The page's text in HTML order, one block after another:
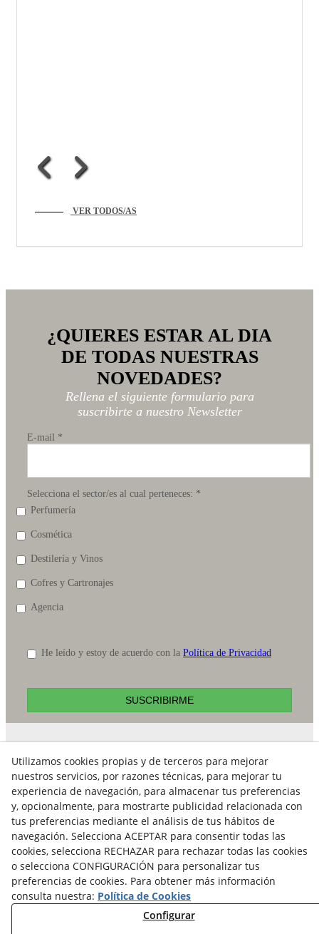
VER TODOS/AS
¿QUIERES ESTAR AL DIA
DE TODAS NUESTRAS
NOVEDADES?
Rellena el siguiente formulario para
suscribirte a nuestro Newsletter
E-mail *
Selecciona el sector/es al cual perteneces: *
Perfumería
Cosmética
Destilería y Vinos
Cofres y Cartronajes
Agencia
He leído y estoy de acuerdo con la Política de Privacidad
SUSCRIBIRME
Contacto
E-mail:
info@ataviance.com
Aviso Legal
Política Cookies
Política de Privacidad
Utilizamos cookies propias y de terceros para mejorar
nuestros servicios, por razones técnicas, para mejorar tu
experiencia de navegación, para almacenar tus preferencias
y, opcionalmente, para mostrarte publicidad relacionada con
tus preferencias mediante el análisis de tus hábitos de
navegación. Selecciona ACEPTAR para consentir todas las
cookies, selecciona RECHAZAR para rechazar todas las cookies
o selecciona CONFIGURACIÓN para personalizar tus
preferencias de cookies. Para obtener más información
consulta nuestra: Política de Cookies
Configurar